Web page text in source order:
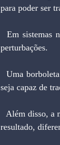
para poder ser
  Em sistemas não-lineares, a teoria do caos ensina que pequenos distúrbios podem causar grandes
perturbações.
seja capaz de
resultado,